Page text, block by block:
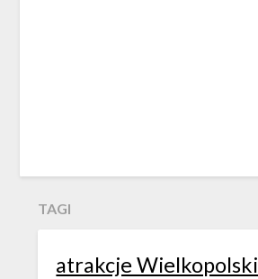
TAGI
atrakcje Wielkopolski